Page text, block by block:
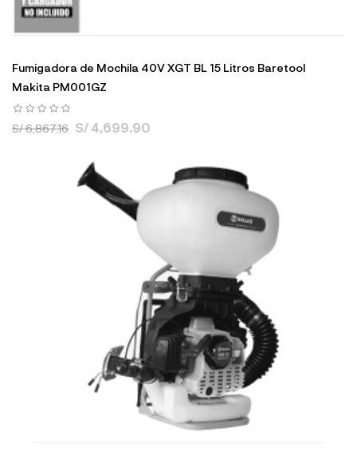
Fumigadora de Mochila 40V XGT BL 15 Litros Baretool
Makita PM001GZ
S/ 6,867.16 S/ 4,699.90